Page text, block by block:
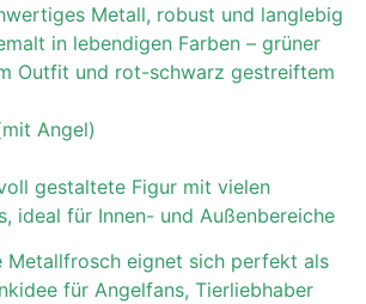
Metall, robust und langlebig
in lebendigen Farben – grüner
Outfit und rot-schwarz gestreiftem
Angel)
gestaltete Figur mit vielen
ideal für Innen- und Außenbereiche
Metallfrosch eignet sich perfekt als
für Angelfans, Tierliebhaber